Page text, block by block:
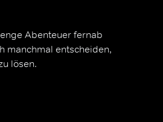
Abenteuer fernab
manchmal entscheiden,
lösen.